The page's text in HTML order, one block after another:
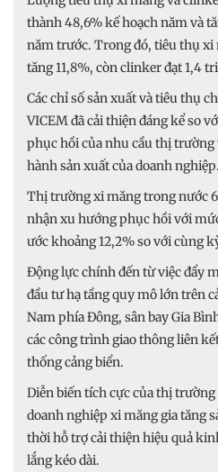
thành 48,6% kế hoạch năm và
năm trước. Trong đó, tiêu thụ xi
tăng 11,8%, còn clinker đạt 1,4
Các chỉ số sản xuất và tiêu thụ
VICEM đã cải thiện đáng kể so
phục hồi của nhu cầu thị trường
hành sản xuất của doanh nghiệp.
Thị trường xi măng trong nước
nhận xu hướng phục hồi với
ước khoảng 12,2% so với cùng
Động lực chính đến từ việc đẩy
đầu tư hạ tầng quy mô lớn trên
Nam phía Đông, sân bay Gia
các công trình giao thông liên
thống cảng biển.
Diễn biến tích cực của thị trường
doanh nghiệp xi măng gia tăng
thời hỗ trợ cải thiện hiệu quả
lắng kéo dài.